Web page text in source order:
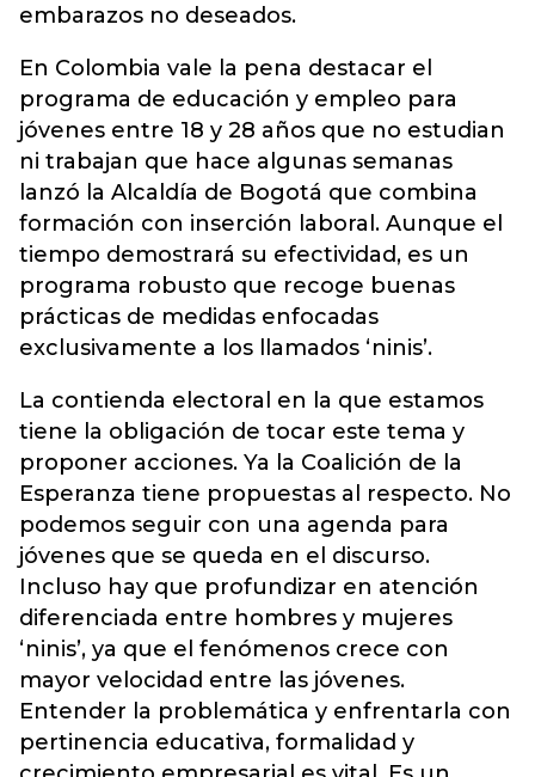
embarazos no deseados.
En Colombia vale la pena destacar el
programa de educación y empleo para
jóvenes entre 18 y 28 años que no estudian
ni trabajan que hace algunas semanas
lanzó la Alcaldía de Bogotá que combina
formación con inserción laboral. Aunque el
tiempo demostrará su efectividad, es un
programa robusto que recoge buenas
prácticas de medidas enfocadas
exclusivamente a los llamados ‘ninis’.
La contienda electoral en la que estamos
tiene la obligación de tocar este tema y
proponer acciones. Ya la Coalición de la
Esperanza tiene propuestas al respecto. No
podemos seguir con una agenda para
jóvenes que se queda en el discurso.
Incluso hay que profundizar en atención
diferenciada entre hombres y mujeres
‘ninis’, ya que el fenómenos crece con
mayor velocidad entre las jóvenes.
Entender la problemática y enfrentarla con
pertinencia educativa, formalidad y